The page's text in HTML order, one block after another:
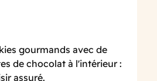
gourmands avec de
de chocolat à l'intérieur :
assuré.